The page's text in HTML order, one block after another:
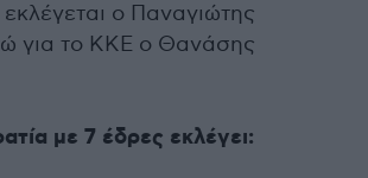
ο Παναγιώτης
για το ΚΚΕ ο Θανάσης
με 7 έδρες εκλέγει: